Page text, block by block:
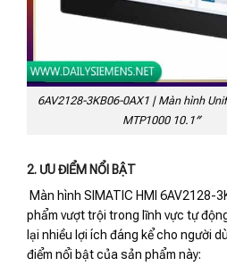
6AV2128-3KB06-0AX1 | Màn hình
MTP1000 10.1″
2. ƯU ĐIỂM NỔI BẬT
Màn hình SIMATIC HMI 6AV2128-
phẩm vượt trội trong lĩnh vực tự
lại nhiều lợi ích đáng kể cho người
điểm nổi bật của sản phẩm này: